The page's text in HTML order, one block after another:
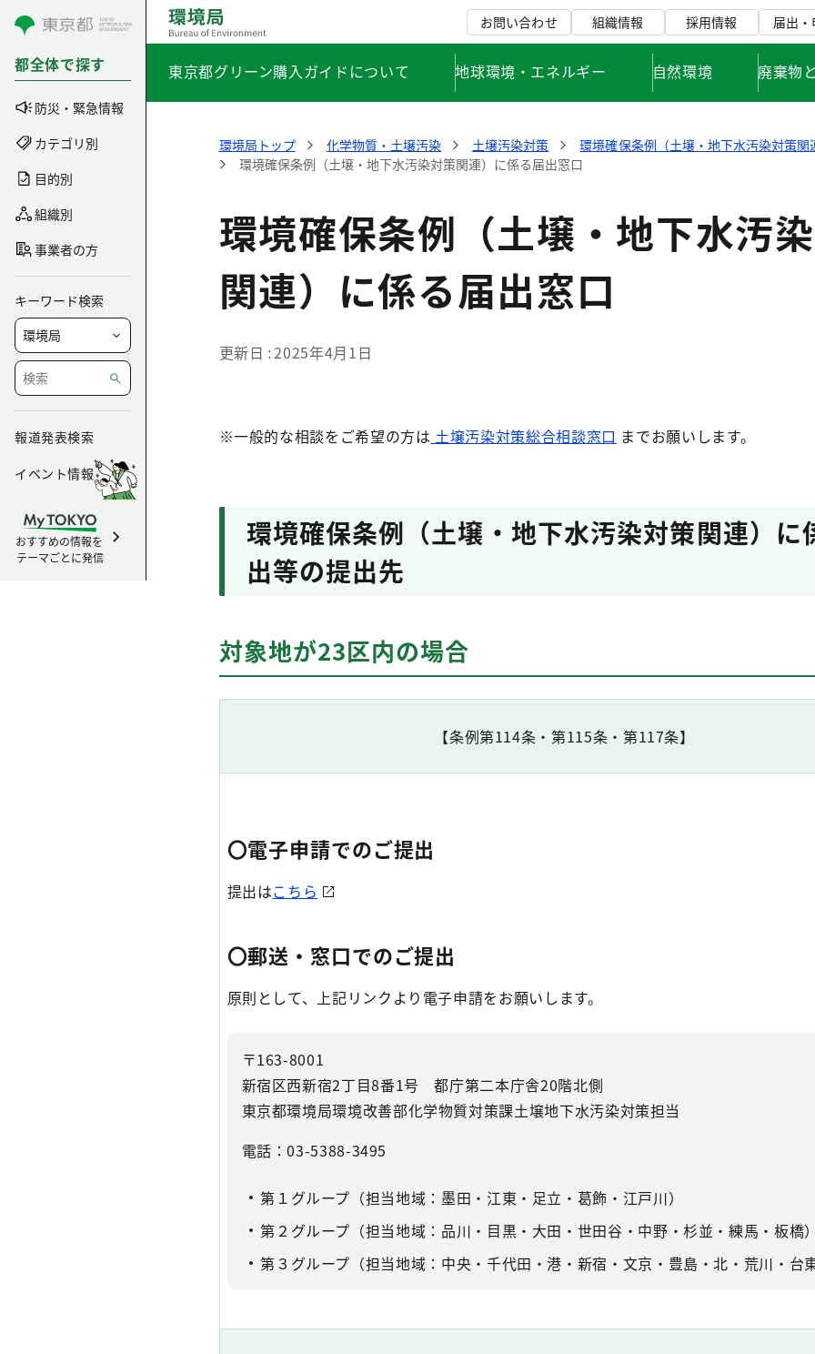
コンテンツにスキップ
都全体で探す
防災・緊急情報
カテゴリ別
目的別
組織別
事業者の方
キーワード検索
報道発表検索
イベント情報
おすすめの情報を
テーマごとに発信
お問い合わせ 組織情報 採用情報 届出
東京都グリーン購入ガイドについて 地球環境・エネルギー 自然環境 廃棄物
環境局トップ 化学物質・土壌汚染 土壌汚染対策
環境確保条例（土壌・地下水汚染対策関
環境確保条例（土壌・地下水汚染対策関連）に係る届出窓口
環境確保条例（土壌・地下水汚
関連）に係る届出窓口
更新日 2025年4月1日
※一般的な相談をご希望の方は 土壌汚染対策総合相談窓口 までお願いします。
環境確保条例（土壌・地下水汚染対策関連）に
出等の提出先
対象地が23区内の場合
【条例第114条・第115条・第117条】
〇電子申請でのご提出
提出はこちら
〇郵送・窓口でのご提出
原則として、上記リンクより電子申請をお願いします。
〒163-8001
新宿区西新宿2丁目8番1号 都庁第二本庁舎20階北側
東京都環境局環境改善部化学物質対策課土壌地下水汚染対策担当
電話：03-5388-3495
第１グループ（担当地域：墨田・江東・足立・葛飾・江戸川）
第２グループ（担当地域：品川・目黒・大田・世田谷・中野・杉並・練馬・板橋）
第３グループ（担当地域：中央・千代田・港・新宿・文京・豊島・北・荒川・台